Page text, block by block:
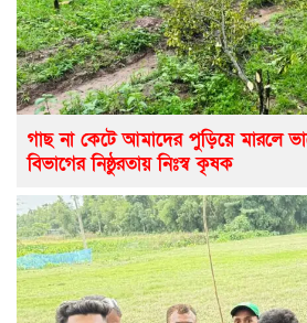
গাছ না কেটে আমাদের পুড়িয়ে মারলে
বিভাগের নিষ্ঠুরতায় নিঃস্ব কৃষক